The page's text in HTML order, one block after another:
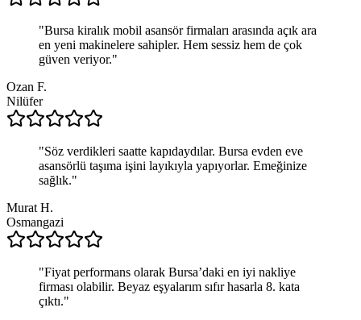
"Bursa kiralık mobil asansör firmaları arasında açık ara
en yeni makinelere sahipler. Hem sessiz hem de çok
güven veriyor."
Ozan F.
Nilüfer
"Söz verdikleri saatte kapıdaydılar. Bursa evden eve
asansörlü taşıma işini layıkıyla yapıyorlar. Emeğinize
sağlık."
Murat H.
Osmangazi
"Fiyat performans olarak Bursa’daki en iyi nakliye
firması olabilir. Beyaz eşyalarım sıfır hasarla 8. kata
çıktı."